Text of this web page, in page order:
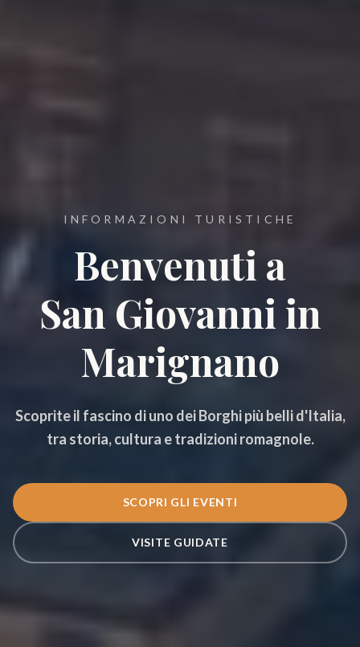
INFORMAZIONI TURISTICHE
Benvenuti a
San Giovanni in
Marignano
Scoprite il fascino di uno dei Borghi più belli d'Italia,
tra storia, cultura e tradizioni romagnole.
SCOPRI GLI EVENTI
VISITE GUIDATE